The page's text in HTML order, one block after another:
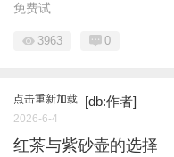
免费试 ...
3963 0
点击重新加载 [db:作者]
2026-6-4
红茶与紫砂壶的选择